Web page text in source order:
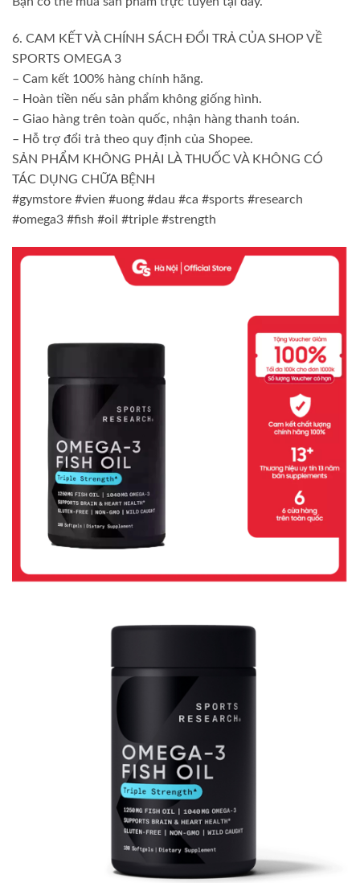
6. CAM KẾT VÀ CHÍNH SÁCH ĐỔI TRẢ CỦA SHOP VỀ
SPORTS OMEGA 3
– Cam kết 100% hàng chính hãng.
– Hoàn tiền nếu sản phẩm không giống hình.
– Giao hàng trên toàn quốc, nhận hàng thanh toán.
– Hỗ trợ đổi trả theo quy định của Shopee.
SẢN PHẨM KHÔNG PHẢI LÀ THUỐC VÀ KHÔNG CÓ
TÁC DỤNG CHỮA BỆNH
#gymstore #vien #uong #dau #ca #sports #research
#omega3 #fish #oil #triple #strength